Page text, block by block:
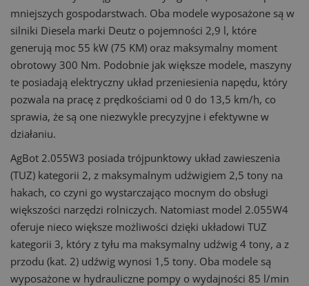
mniejszych gospodarstwach. Oba modele wyposażone są w
silniki Diesela marki Deutz o pojemności 2,9 l, które
generują moc 55 kW (75 KM) oraz maksymalny moment
obrotowy 300 Nm. Podobnie jak większe modele, maszyny
te posiadają elektryczny układ przeniesienia napędu, który
pozwala na pracę z prędkościami od 0 do 13,5 km/h, co
sprawia, że są one niezwykle precyzyjne i efektywne w
działaniu.
AgBot 2.055W3 posiada trójpunktowy układ zawieszenia
(TUZ) kategorii 2, z maksymalnym udźwigiem 2,5 tony na
hakach, co czyni go wystarczająco mocnym do obsługi
większości narzędzi rolniczych. Natomiast model 2.055W4
oferuje nieco większe możliwości dzięki układowi TUZ
kategorii 3, który z tyłu ma maksymalny udźwig 4 tony, a z
przodu (kat. 2) udźwig wynosi 1,5 tony. Oba modele są
wyposażone w hydrauliczne pompy o wydajności 85 l/min